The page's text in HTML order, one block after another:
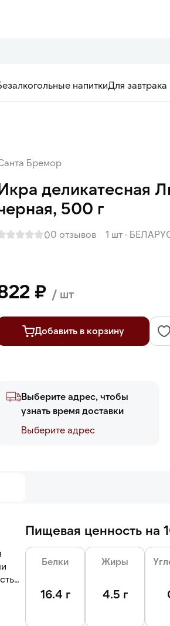
напиткиДля завтрака
Бремор
деликатесная
500 г
00 отзывов 1 шт ·
₽ / шт
Добавить в корзину
Выберите адрес, чтобы
узнать время доставки
Выберите адреc
Пищевая ценность на
Белки
16.4 г
Жиры
4.5 г